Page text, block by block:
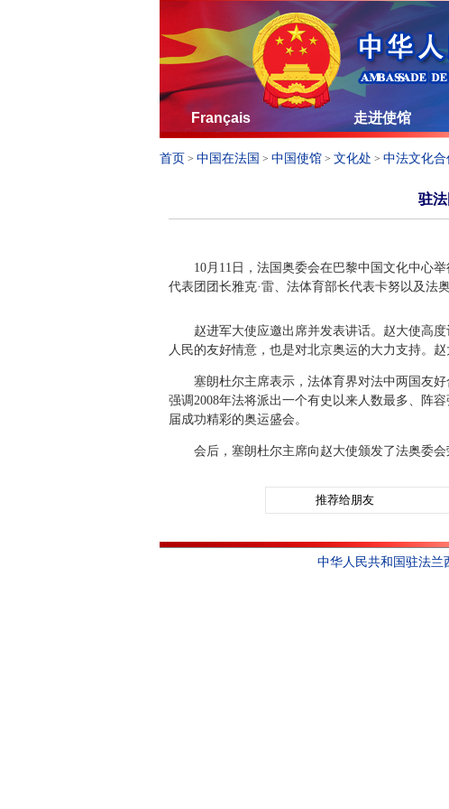
Français 走进使馆
首页 > 中国在法国 > 中国使馆> 文化处 > 中法文化合
驻
10月11日 ，法国奥委会在巴黎中国文化中心
代表团团长雅克·雷、法体育部长代表卡努以及法
赵进军大使应邀出席并发表讲话。赵大使高
人民的友好情意，也是对北京奥运的大力支持。
塞朗杜尔主席表示，法体育界对法中两国友
强调2008年法将派出一个有史以来人数最多、阵
届成功精彩的奥运盛会。
会后，塞朗杜尔主席向赵大使颁发了法奥委
推荐给朋友
中华人民共和国驻法兰